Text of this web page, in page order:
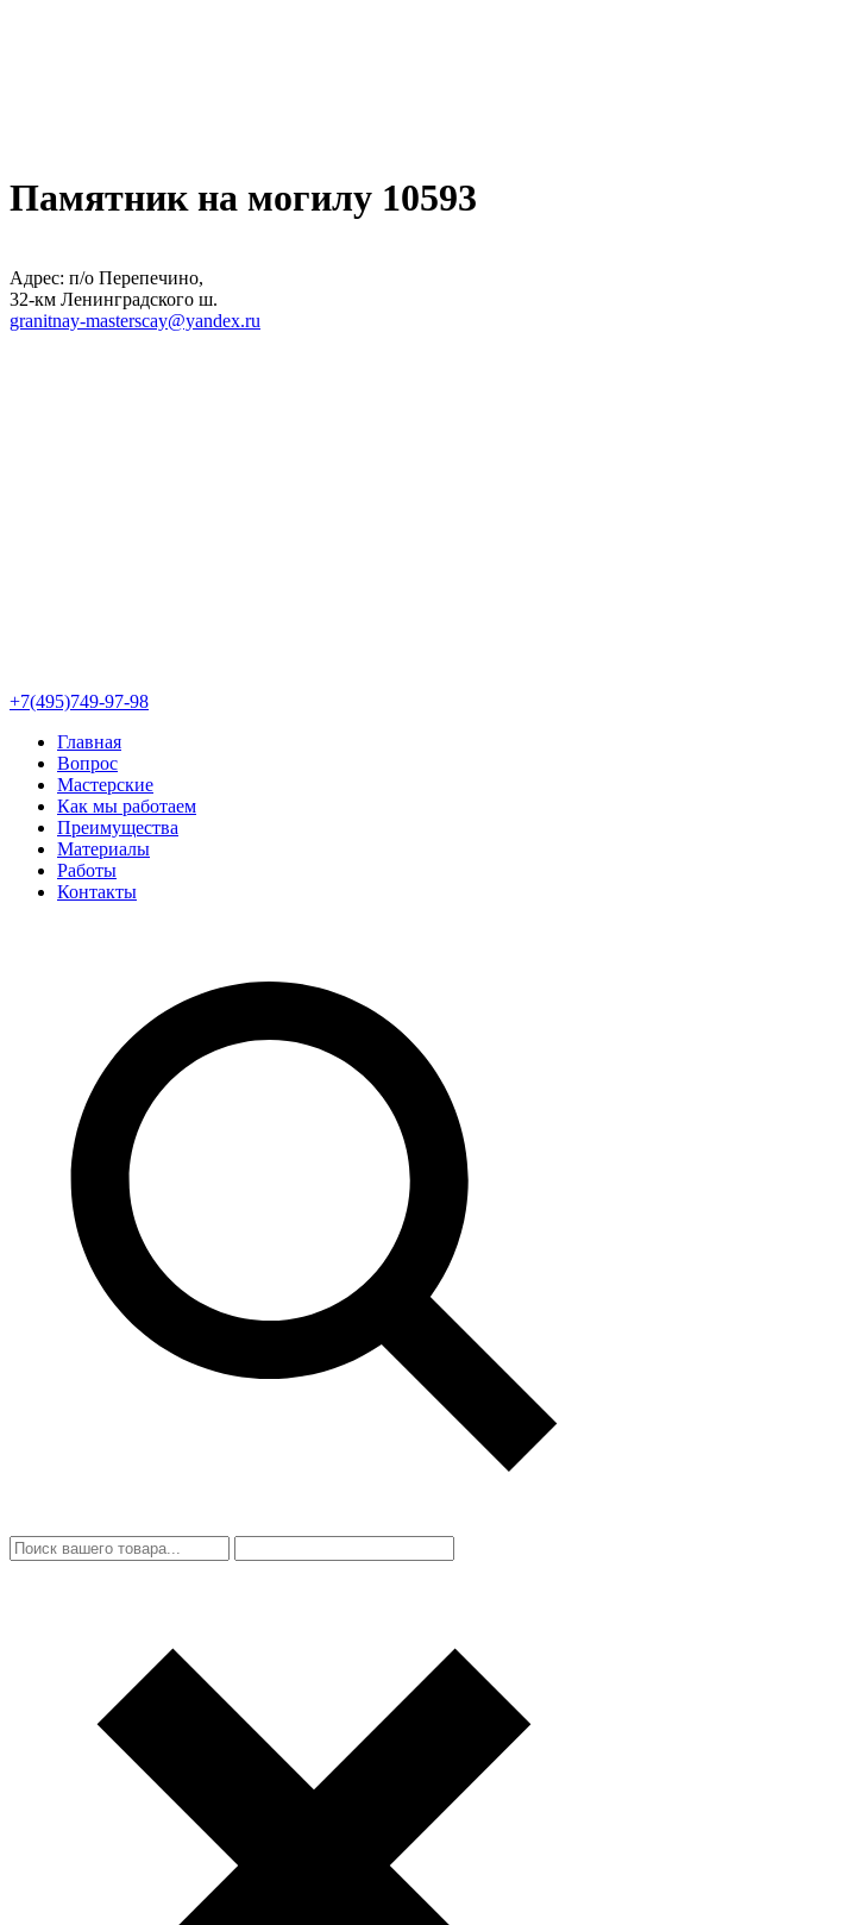
Памятник на могилу 10593
Адрес: п/о Перепечино,
32-км Ленинградского ш.
granitnay-masterscay@yandex.ru
+7(495)749-97-98
Главная
Вопрос
Мастерские
Как мы работаем
Преимущества
Материалы
Работы
Контакты